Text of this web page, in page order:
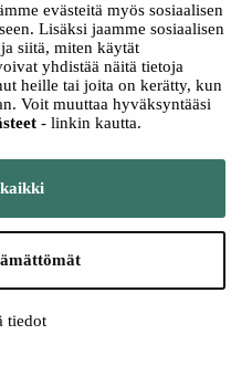
evästeitä myös sosiaalisen
Lisäksi jaamme sosiaalisen
siitä, miten käytät
yhdistää näitä tietoja
heille tai joita on kerätty, kun
Voit muuttaa hyväksyntääsi
- linkin kautta.
tiedot